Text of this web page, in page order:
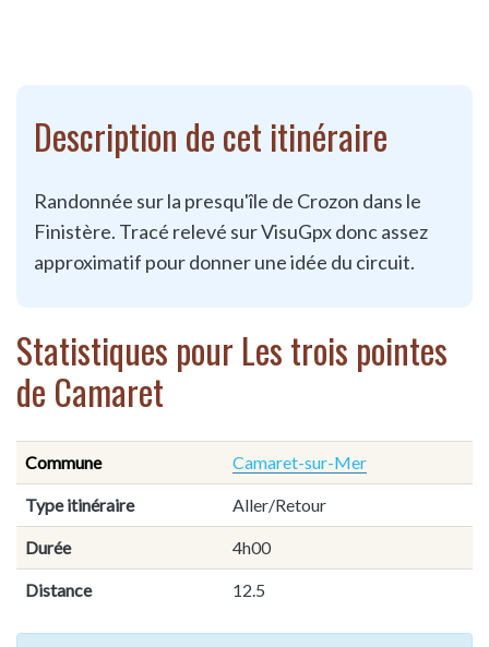
Description de cet itinéraire
Randonnée sur la presqu'île de Crozon dans le
Finistère. Tracé relevé sur VisuGpx donc assez
approximatif pour donner une idée du circuit.
Statistiques pour Les trois pointes
de Camaret
Commune Camaret-sur-Mer
Type itinéraire Aller/Retour
Durée 4h00
Distance 12.5